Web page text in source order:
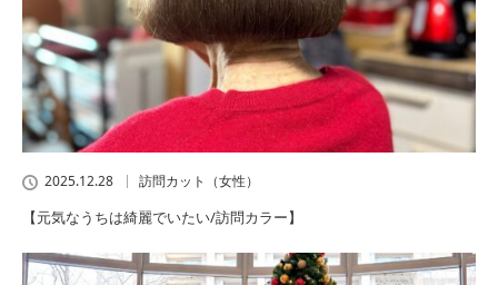
2025.12.28 訪問カット（女性）
【元気なうちは綺麗でいたい/訪問カラー】